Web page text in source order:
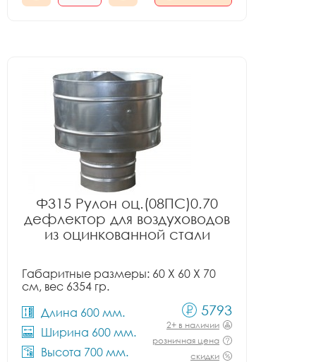
Ф315 Рулон оц.(08ПС)0.70
дефлектор для воздуховодов
из оцинкованной стали
Габаритные размеры: 60 X 60 X 70
см, вес 6354 гр.
Длина 600 мм.
Ширина 600 мм.
Высота 700 мм.
5793
2+ в наличии
розничная цена
скидки